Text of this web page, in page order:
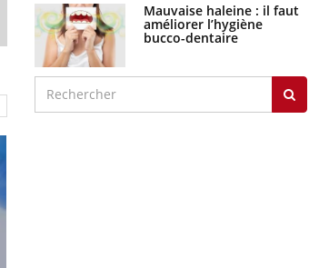
Mauvaise haleine : il faut
améliorer l’hygiène
bucco-dentaire